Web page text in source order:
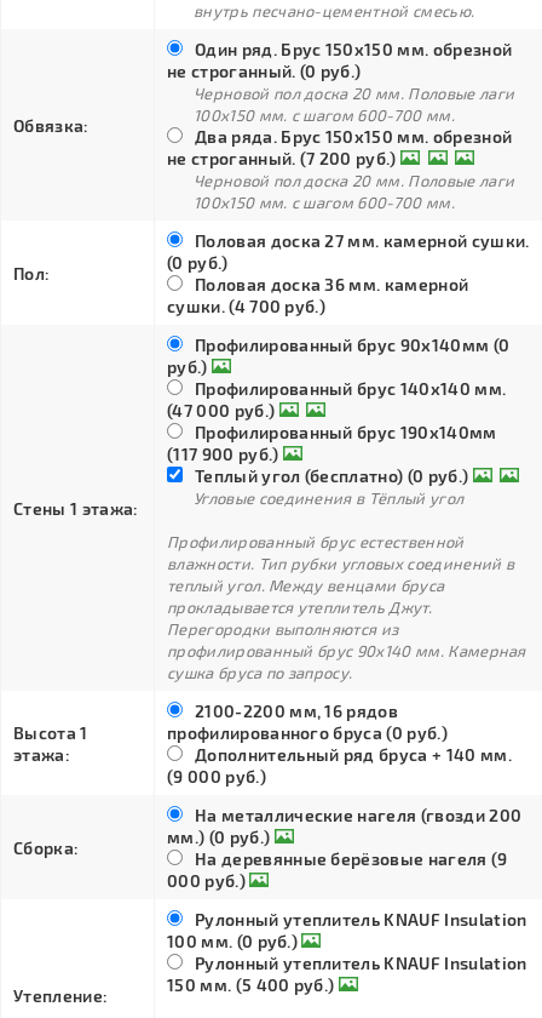
внутрь песчано-цементной смесью.
Обвязка:
Один ряд. Брус 150х150 мм. обрезной
не строганный. (0 руб.)
Черновой пол доска 20 мм. Половые лаги
100х150 мм. с шагом 600-700 мм.
Два ряда. Брус 150х150 мм. обрезной
не строганный. (7 200 руб.)
Черновой пол доска 20 мм. Половые лаги
100х150 мм. с шагом 600-700 мм.
Пол:
Половая доска 27 мм. камерной сушки.
(0 руб.)
Половая доска 36 мм. камерной
сушки. (4 700 руб.)
Стены 1 этажа:
Профилированный брус 90х140мм (0
руб.)
Профилированный брус 140х140 мм.
(47 000 руб.)
Профилированный брус 190х140мм
(117 900 руб.)
Теплый угол (бесплатно) (0 руб.)
Угловые соединения в Тёплый угол
Профилированный брус естественной
влажности. Тип рубки угловых соединений в
теплый угол. Между венцами бруса
прокладывается утеплитель Джут.
Перегородки выполняются из
профилированный брус 90х140 мм. Камерная
сушка бруса по запросу.
Высота 1
этажа:
2100-2200 мм, 16 рядов
профилированного бруса (0 руб.)
Дополнительный ряд бруса + 140 мм.
(9 000 руб.)
Сборка:
На металлические нагеля (гвозди 200
мм.) (0 руб.)
На деревянные берёзовые нагеля (9
000 руб.)
Утепление:
Рулонный утеплитель KNAUF Insulation
100 мм. (0 руб.)
Рулонный утеплитель KNAUF Insulation
150 мм. (5 400 руб.)